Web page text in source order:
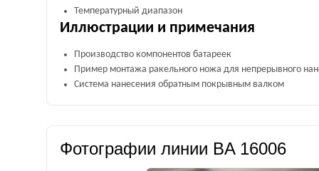
Температурный диапазон
Иллюстрации и примечания
Производство компонентов батареек
Пример монтажа ракельного ножа для непрерывного
Система нанесения обратным покрывным валком
Фотографии линии BA 16006